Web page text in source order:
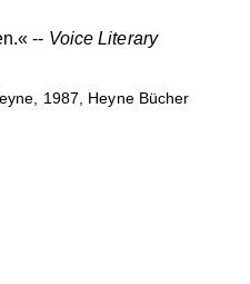
-- Voice Literary
1987, Heyne Bücher